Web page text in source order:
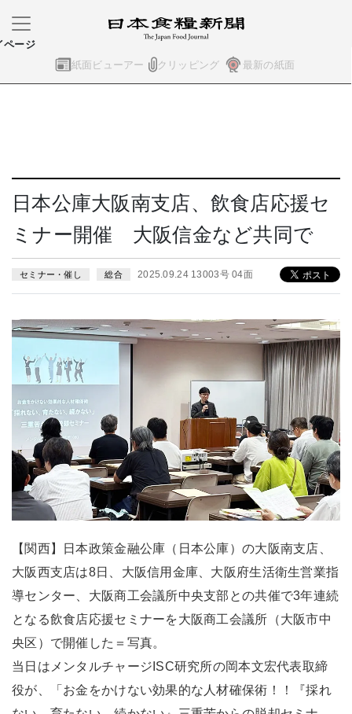
紙面ビューアー クリッピング 最新の紙面
ページ
日本公庫大阪南支店、飲食店応援セ
ミナー開催 大阪信金など共同で
セミナー・催し 総合 2025.09.24 13003号 04面
【関西】日本政策金融公庫（日本公庫）の大阪南支店、
大阪西支店は8日、大阪信用金庫、大阪府生活衛生営業指
導センター、大阪商工会議所中央支部との共催で3年連続
となる飲食店応援セミナーを大阪商工会議所（大阪市中
央区）で開催した＝写真。
当日はメンタルチャージISC研究所の岡本文宏代表取締
役が、「お金をかけない効果的な人材確保術！！『採れ